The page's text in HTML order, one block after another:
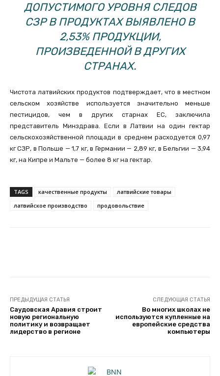
ДОПУСТИМОГО УРОВНЯ СЛЕДОВ
СЗР В ПРОДУКТАХ ВЫЯВЛЕНО В
2,53% ПРОДУКЦИИ,
ПРОИЗВЕДЕННОЙ В ДРУГИХ
СТРАНАХ.
Чистота латвийских продуктов подтверждает, что в местном
сельском хозяйстве используется значительно меньше
пестицидов, чем в других старнах ЕС, заключила
представитель Минздрава. Если в Латвии на один гектар
сельскохозяйственной площади в среднем расходуется 0,97
кг СЗР, в Польше — 1,7 кг, в Германии — 2,89 кг, в Бельгии — 3,94
кг, на Кипре и Мальте — более 8 кг на гектар.
TAGS качественные продукты
латвийские товары
латвийское производство
продовольствие
ПРЕДЫДУЩАЯ СТАТЬЯ
Саудовская Аравия строит
новую региональную
политику и возвращает
лидерство в регионе
СЛЕДУЮЩАЯ СТАТЬЯ
Во многих школах не
используются купленные на
европейские средства
компьютеры